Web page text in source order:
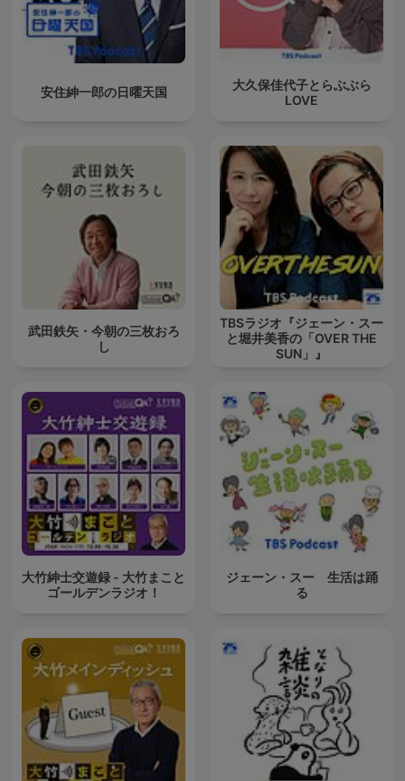
安住紳一郎の日曜天国
大久保佳代子とらぶぶら
LOVE
武田鉄矢・今朝の三枚おろ
し
TBSラジオ『ジェーン・スー
と堀井美香の「OVER THE
SUN」』
大竹紳士交遊録 - 大竹まこと
ゴールデンラジオ！
ジェーン・スー 生活は踊
る